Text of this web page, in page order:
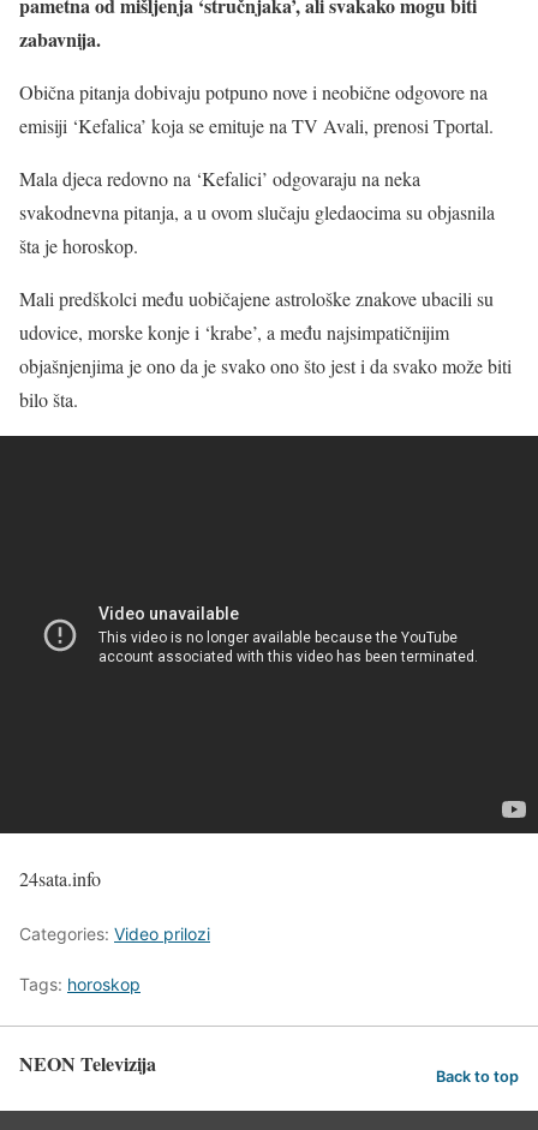
zabavnija.
Obična pitanja dobivaju potpuno nove i neobične odgovore na
emisiji ‘Kefalica’ koja se emituje na TV Avali, prenosi Tportal.
Mala djeca redovno na ‘Kefalici’ odgovaraju na neka
svakodnevna pitanja, a u ovom slučaju gledaocima su objasnila
šta je horoskop.
Mali predškolci među uobičajene astrološke znakove ubacili su
udovice, morske konje i ‘krabe’, a među najsimpatičnijim
objašnjenjima je ono da je svako ono što jest i da svako može biti
bilo šta.
24sata.info
Categories: Video prilozi
Tags: horoskop
NEON Televizija Back to top